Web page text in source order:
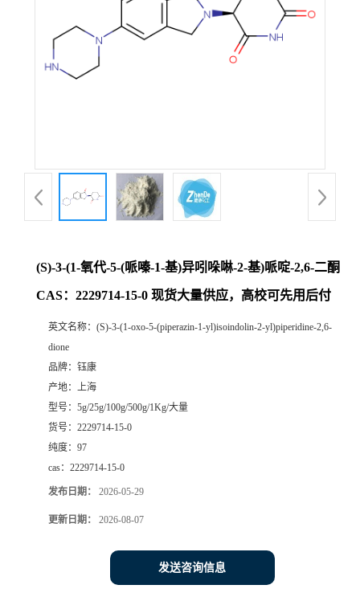
(S)-3-(1-氧代-5-(哌嗪-1-基)异吲哚啉-2-基)哌啶-2,6-二酮
CAS：2229714-15-0 现货大量供应，高校可先用后付
英文名称： (S)-3-(1-oxo-5-(piperazin-1-yl)isoindolin-2-yl)piperidine-2,6-
dione
品牌： 钰康
产地： 上海
型号： 5g/25g/100g/500g/1Kg/大量
货号： 2229714-15-0
纯度： 97
cas： 2229714-15-0
发布日期： 2026-05-29
更新日期： 2026-08-07
发送咨询信息